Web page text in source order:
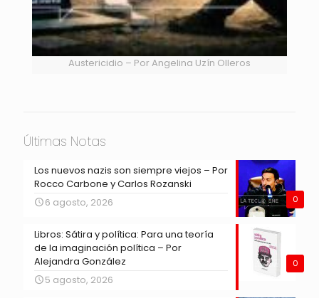
Austericidio – Por Angelina Uzín Olleros
Últimas Notas
0
Los nuevos nazis son siempre viejos – Por
Rocco Carbone y Carlos Rozanski
6 agosto, 2026
0
Libros: Sátira y política: Para una teoría
de la imaginación política – Por
Alejandra González
5 agosto, 2026